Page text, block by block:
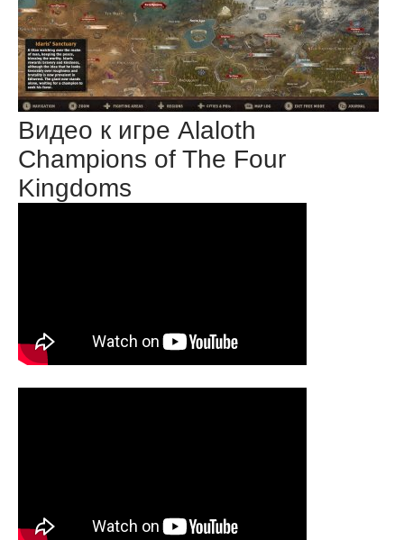
Видео к игре Alaloth
Champions of The Four
Kingdoms